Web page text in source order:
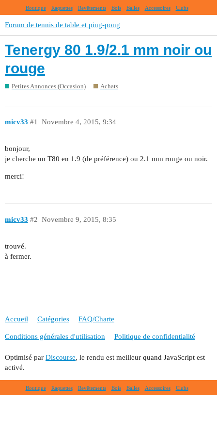
Boutique Raquettes Revêtements Bois Balles Accessoires Clubs
Forum de tennis de table et ping-pong
Tenergy 80 1.9/2.1 mm noir ou
rouge
Petites Annonces (Occasion) Achats
micv33 Novembre 4, 2015, 9:34
#1
bonjour,
je cherche un T80 en 1.9 (de préférence) ou 2.1 mm rouge ou noir.
merci!
micv33 Novembre 9, 2015, 8:35
#2
trouvé.
à fermer.
Accueil Catégories FAQ/Charte
Conditions générales d'utilisation Politique de confidentialité
Optimisé par Discourse, le rendu est meilleur quand JavaScript est
activé.
Boutique Raquettes Revêtements Bois Balles Accessoires Clubs